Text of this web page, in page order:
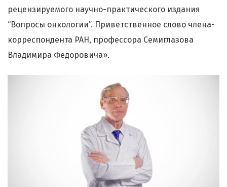
рецензируемого научно-практического издания
“Вопросы онкологии”. Приветственное слово члена-
корреспондента РАН, профессора Семиглазова
Владимира Федоровича».